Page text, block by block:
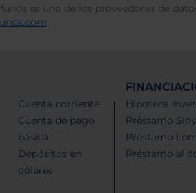
es uno de los proveedores de
.
Cuenta corriente
Cuenta de pago
básica
Depósitos en
dólares
Hipoteca
Préstamo
Préstamo
Préstamo al